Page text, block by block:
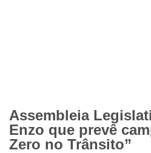
Assembleia
Enzo que prevê
Zero no Trânsito”